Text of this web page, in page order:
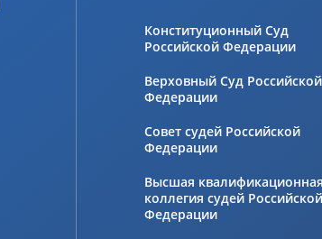
Конституционный Суд
Российской Федерации
Верховный Суд Российской
Федерации
Совет судей Российской
Федерации
Высшая квалификационная
коллегия судей Российской
Федерации